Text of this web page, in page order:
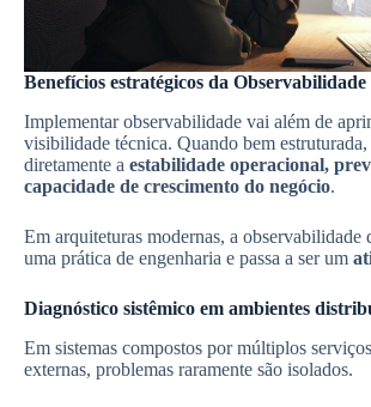
Benefícios estratégicos da Observabilidade
Implementar observabilidade vai além de
visibilidade técnica. Quando bem estruturada,
diretamente a estabilidade operacional,
capacidade de crescimento do negócio.
Em arquiteturas modernas, a observabilidade
uma prática de engenharia e passa a ser um
Diagnóstico sistêmico em ambientes
Em sistemas compostos por múltiplos
externas, problemas raramente são isolados.